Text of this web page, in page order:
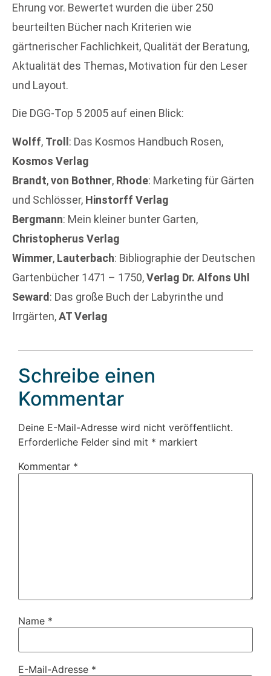
Ehrung vor. Bewertet wurden die über 250
beurteilten Bücher nach Kriterien wie
gärtnerischer Fachlichkeit, Qualität der Beratung,
Aktualität des Themas, Motivation für den Leser
und Layout.
Die DGG-Top 5 2005 auf einen Blick:
Wolff, Troll: Das Kosmos Handbuch Rosen,
Kosmos Verlag
Brandt,von Bothner, Rhode: Marketing für Gärten
und Schlösser, Hinstorff Verlag
Bergmann: Mein kleiner bunter Garten,
Christopherus Verlag
Wimmer, Lauterbach: Bibliographie der Deutschen
Gartenbücher 1471 – 1750,Verlag Dr. Alfons Uhl
Seward: Das große Buch der Labyrinthe und
Irrgärten,AT Verlag
Schreibe einen
Kommentar
Deine E-Mail-Adresse wird nicht veröffentlicht.
Erforderliche Felder sind mit * markiert
Kommentar *
Name *
E-Mail-Adresse *